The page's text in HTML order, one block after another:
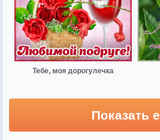
Тебе, моя дорогулечка
Показать